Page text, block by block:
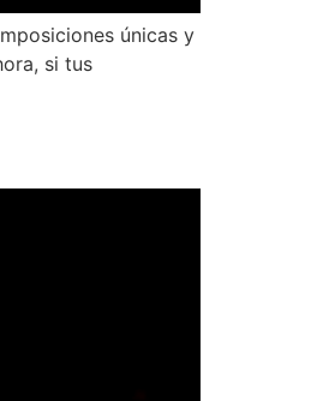
únicas y
si tus